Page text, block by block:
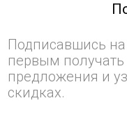
Подписавшись
первым
предложения и
скидках.